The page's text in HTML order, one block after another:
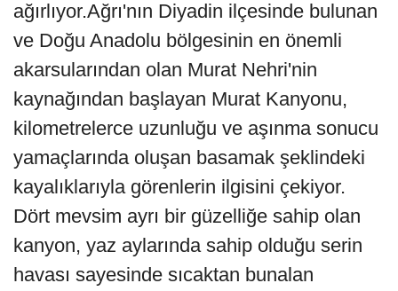
ağırlıyor.Ağrı'nın Diyadin ilçesinde bulunan
ve Doğu Anadolu bölgesinin en önemli
akarsularından olan Murat Nehri'nin
kaynağından başlayan Murat Kanyonu,
kilometrelerce uzunluğu ve aşınma sonucu
yamaçlarında oluşan basamak şeklindeki
kayalıklarıyla görenlerin ilgisini çekiyor.
Dört mevsim ayrı bir güzelliğe sahip olan
kanyon, yaz aylarında sahip olduğu serin
havası sayesinde sıcaktan bunalan